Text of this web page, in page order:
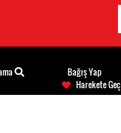
Bağış Yap
Harekete Geç